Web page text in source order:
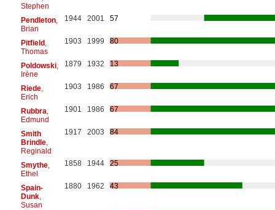
Stephen
Pendleton,
Brian
1944 2001 57
Pitfield,
Thomas
1903 1999 80
Poldowski,
Irène
1879 1932 13
Riede,
Erich
1903 1986 67
Rubbra
Edmund
1901 1986 67
Smith
Brindle,
Reginald
1917 2003 84
Smythe,
Ethel
1858 1944 25
Spain-
Dunk,
Susan
1880 1962 43